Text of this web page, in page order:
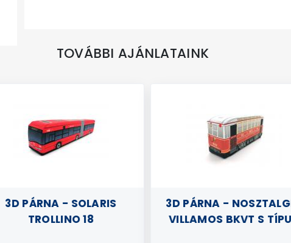
TOVÁBBI AJÁNLATAINK
3D PÁRNA - SOLARIS
TROLLINO 18
3D PÁRNA - NOSZTALGIA
VILLAMOS BKVT S TÍPUS